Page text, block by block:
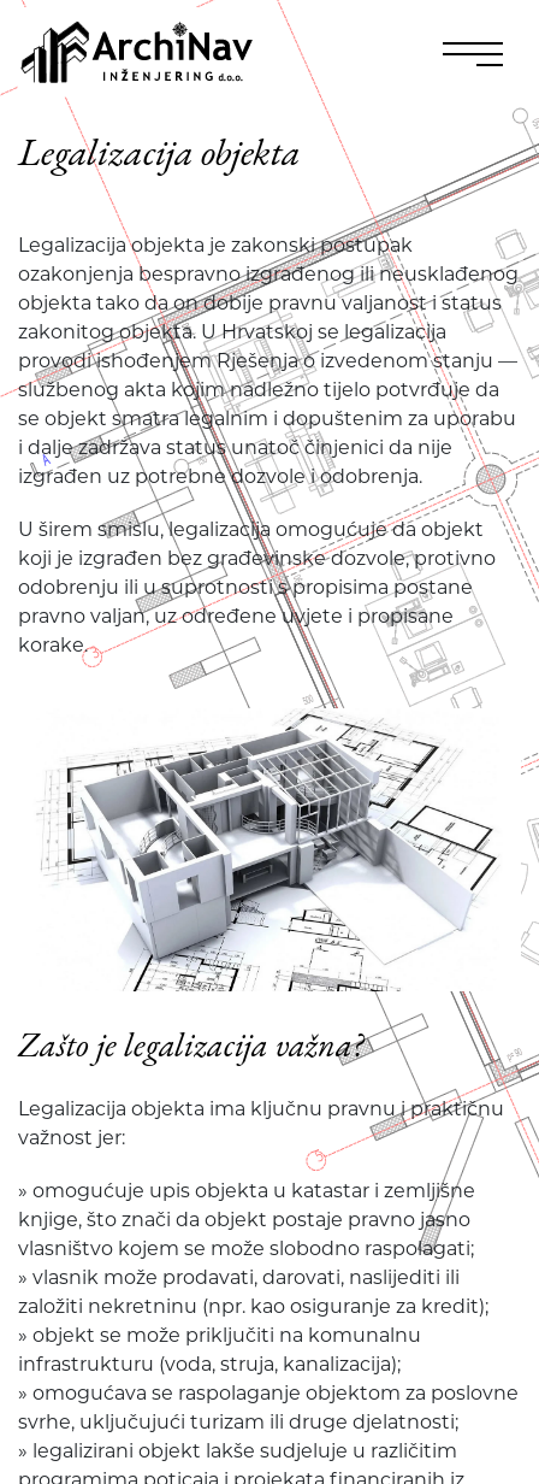
Legalizacija objekta
Legalizacija objekta je zakonski postupak
ozakonjenja bespravno izgrađenog ili neusklađenog
objekta tako da on dobije pravnu valjanost i status
zakonitog objekta. U Hrvatskoj se legalizacija
provodi ishođenjem Rješenja o izvedenom stanju —
službenog akta kojim nadležno tijelo potvrđuje da
se objekt smatra legalnim i dopuštenim za uporabu
i dalje zadržava status unatoč činjenici da nije
izgrađen uz potrebne dozvole i odobrenja.
U širem smislu, legalizacija omogućuje da objekt
koji je izgrađen bez građevinske dozvole, protivno
odobrenju ili u suprotnosti s propisima postane
pravno valjan, uz određene uvjete i propisane
korake.
Zašto je legalizacija važna?
Legalizacija objekta ima ključnu pravnu i praktičnu
važnost jer:
» omogućuje upis objekta u katastar i zemljišne
knjige, što znači da objekt postaje pravno jasno
vlasništvo kojem se može slobodno raspolagati;
» vlasnik može prodavati, darovati, naslijediti ili
založiti nekretninu (npr. kao osiguranje za kredit);
» objekt se može priključiti na komunalnu
infrastrukturu (voda, struja, kanalizacija);
» omogućava se raspolaganje objektom za poslovne
svrhe, uključujući turizam ili druge djelatnosti;
» legalizirani objekt lakše sudjeluje u različitim